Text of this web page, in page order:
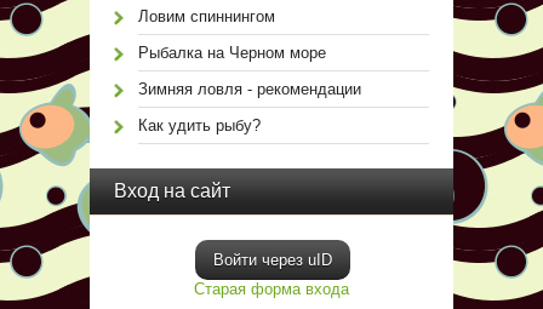
Ловим спиннингом
Рыбалка на Черном море
Зимняя ловля - рекомендации
Как удить рыбу?
Вход на сайт
Войти через uID
Старая форма входа